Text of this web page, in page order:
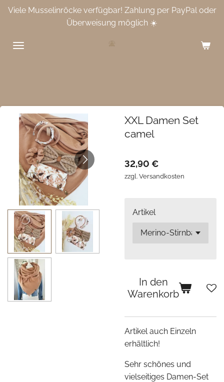
Zum
Viele Musselinröcke verfügbar! Zahlung per PayPal oder
Überweisung möglich ☀️
XXL Damen Set
camel
32,90 €
zzgl. Versandkosten
Artikel
In den
Warenkorb
Artikel auch Einzeln
erhältlich!
Sehr schönes und
vielseitiges Damen-Set